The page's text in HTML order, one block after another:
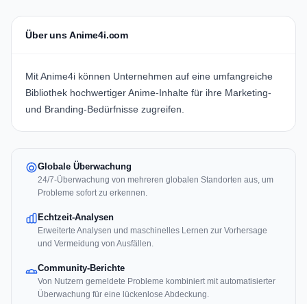
Über uns Anime4i.com
MitAnime4i können Unternehmen auf eine umfangreiche
Bibliothek hochwertiger Anime-Inhalte für ihre Marketing-
und Branding-Bedürfnisse zugreifen.
Globale Überwachung
24/7-Überwachung von mehreren globalen Standorten aus, um
Probleme sofort zu erkennen.
Echtzeit-Analysen
Erweiterte Analysen und maschinelles Lernen zur Vorhersage
und Vermeidung von Ausfällen.
Community-Berichte
Von Nutzern gemeldete Probleme kombiniert mit automatisierter
Überwachung für eine lückenlose Abdeckung.